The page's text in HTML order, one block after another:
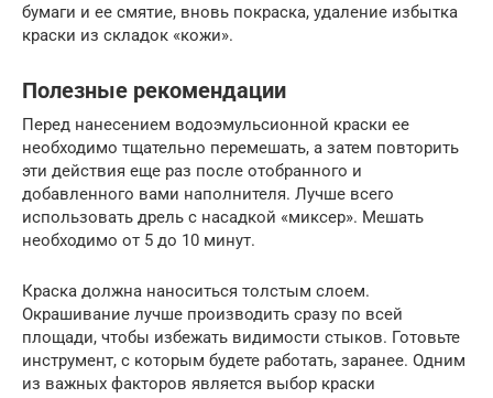
бумаги и ее смятие, вновь покраска, удаление избытка
краски из складок «кожи».
Полезные рекомендации
Перед нанесением водоэмульсионной краски ее
необходимо тщательно перемешать, а затем повторить
эти действия еще раз после отобранного и
добавленного вами наполнителя. Лучше всего
использовать дрель с насадкой «миксер». Мешать
необходимо от 5 до 10 минут.
Краска должна наноситься толстым слоем.
Окрашивание лучше производить сразу по всей
площади, чтобы избежать видимости стыков. Готовьте
инструмент, с которым будете работать, заранее. Одним
из важных факторов является выбор краски